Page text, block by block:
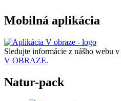
Mobilná aplikácia
Sledujte informácie z nášho webu v
V OBRAZE.
Natur-pack